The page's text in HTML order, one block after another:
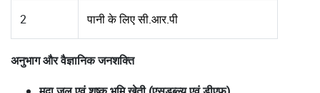
2 पानी के लिए सी.आर.पी
अनुभाग और वैज्ञानिक जनशक्ति